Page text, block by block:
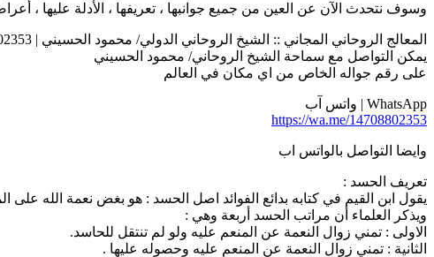
وسوف نتحدث الآن عن العين من جميع جوانبها ، تعريفها ، الأدلة عليها ،
المعالج الروحاني المجاني :: الشيخ الروحاني الدولي/ محمود الحسيني | 0014708802353
يمكن التواصل مع سماحة الشيخ الروحاني/ محمود الحسيني
على رقم جواله الخاص من اي مكان في العالم
WhatsApp | واتس آب
https://wa.me/14708802353
وايضا التواصل بالواتس اب
تعريف الحسد :
يقول ابن القيم في كتابه بدائع الفوائد اصل الحسد : هو بغض نعمة الله على
ويذكر العلماء أن مراتب الحسد أربعة وهي :
الاولى : تمني زوال النعمة عن المنعم عليه ولو لم تنتقل للحاسد.
الثانية : تمني زوال النعمة عن المنعم عليه وحصوله عليها .